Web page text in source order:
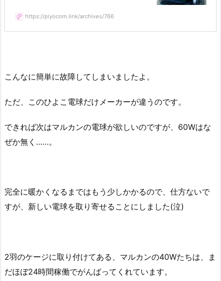
https://piyocom.link/archives/766
こんなに簡単に故障してしまいましたよ。
ただ、このひよこ電球だけメーカーが違うのです。
できれば次はマルカンの電球が欲しいのですが、60Wはな
ぜか無く……。
完全に暖かくなるまではもう少しかかるので、仕方ないで
すが、新しい電球を取り寄せることにしました(泣)
2羽のケージに取り付けてある、マルカンの40Wたちは、ま
だほぼ24時間稼働でがんばってくれています。